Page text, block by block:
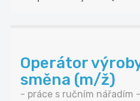
Operátor
směna (m/ž)
- práce s ručním nářadím